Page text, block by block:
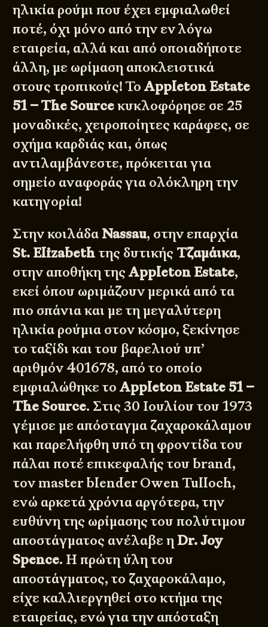
ηλικία ρούμι που έχει εμφιαλωθεί
ποτέ, όχι μόνο από την εν λόγω
εταιρεία, αλλά και από οποιαδήποτε
άλλη, με ωρίμαση αποκλειστικά
στους τροπικούς! ΤοAppleton Estate
51 – The Sourceκυκλοφόρησε σε 25
μοναδικές, χειροποίητες καράφες, σε
σχήμα καρδιάς και, όπως
αντιλαμβάνεστε, πρόκειται για
σημείο αναφοράς για ολόκληρη την
κατηγορία!
Στην κοιλάδα Nassau, στην επαρχία
St. Elizabeth της δυτικής Τζαμάικα,
στην αποθήκη τηςAppleton Estate,
εκεί όπου ωριμάζουν μερικά από τα
πιο σπάνια και με τη μεγαλύτερη
ηλικία ρούμια στον κόσμο, ξεκίνησε
το ταξίδι και του βαρελιού υπ’
αριθμόν 401678, από το οποίο
εμφιαλώθηκε τοAppleton Estate 51 –
The Source. Στις 30 Ιουλίου του 1973
γέμισε με απόσταγμα ζαχαροκάλαμου
και παρελήφθη υπό τη φροντίδα του
πάλαι ποτέ επικεφαλής του brand,
τον master blender Owen Tulloch,
ενώ αρκετά χρόνια αργότερα, την
ευθύνη της ωρίμασης του πολύτιμου
αποστάγματος ανέλαβε η Dr.Joy
Spence. Η πρώτη ύλη του
αποστάγματος, το ζαχαροκάλαμο,
είχε καλλιεργηθεί στο κτήμα της
εταιρείας, ενώ για την απόσταξη